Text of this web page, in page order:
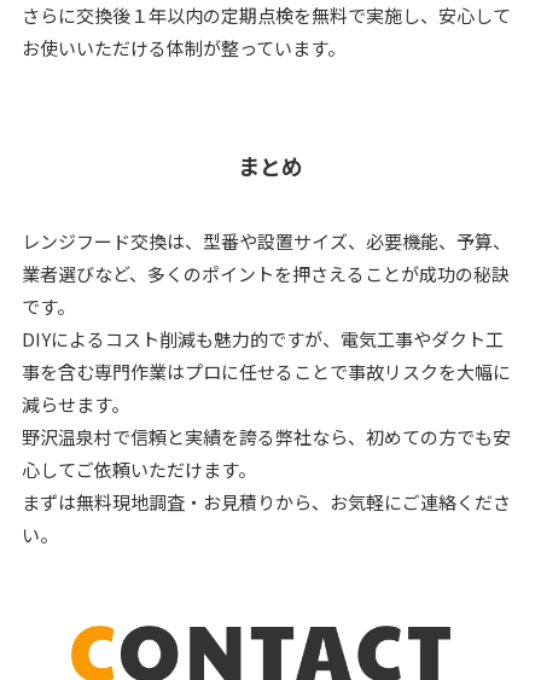
さらに交換後１年以内の定期点検を無料で実施し、安心して
お使いいただける体制が整っています。
まとめ
レンジフード交換は、型番や設置サイズ、必要機能、予算、
業者選びなど、多くのポイントを押さえることが成功の秘訣
です。
DIYによるコスト削減も魅力的ですが、電気工事やダクト工
事を含む専門作業はプロに任せることで事故リスクを大幅に
減らせます。
野沢温泉村で信頼と実績を誇る弊社なら、初めての方でも安
心してご依頼いただけます。
まずは無料現地調査・お見積りから、お気軽にご連絡くださ
い。